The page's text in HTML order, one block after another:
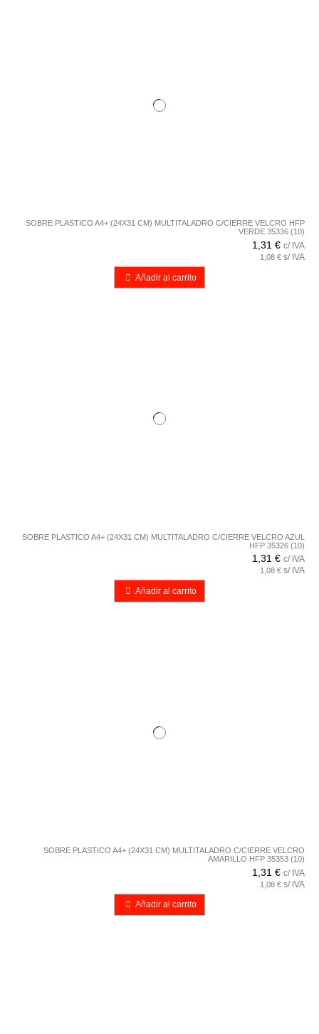
SOBRE PLASTICO A4+ (24X31 CM) MULTITALADRO C/CIERRE VELCRO HFP
VERDE 35336 (10)
1,31 € c/ IVA
1,08 € s/ IVA
Añadir al carrito
SOBRE PLASTICO A4+ (24X31 CM) MULTITALADRO C/CIERRE VELCRO AZUL
HFP 35326 (10)
1,31 € c/ IVA
1,08 € s/ IVA
Añadir al carrito
SOBRE PLASTICO A4+ (24X31 CM) MULTITALADRO C/CIERRE VELCRO
AMARILLO HFP 35353 (10)
1,31 € c/ IVA
1,08 € s/ IVA
Añadir al carrito